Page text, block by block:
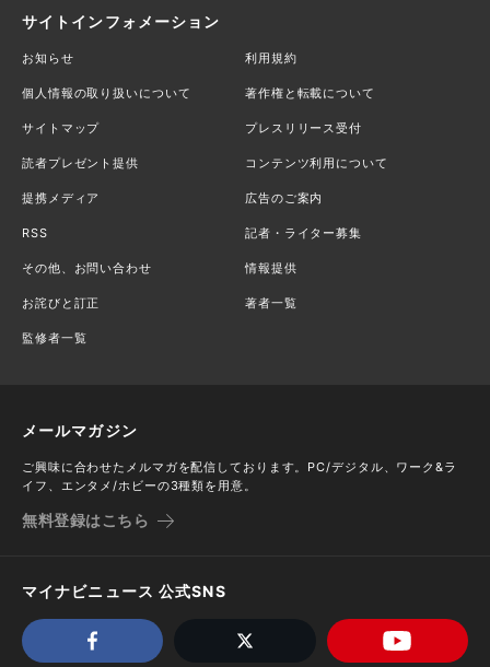
サイトインフォメーション
お知らせ 利用規約
個人情報の取り扱いについて 著作権と転載について
サイトマップ プレスリリース受付
読者プレゼント提供 コンテンツ利用について
提携メディア 広告のご案内
RSS 記者・ライター募集
その他、お問い合わせ 情報提供
お詫びと訂正 著者一覧
監修者一覧
メールマガジン
ご興味に合わせたメルマガを配信しております。PC/デジタル、ワーク&ラ
イフ、エンタメ/ホビーの3種類を用意。
無料登録はこちら
マイナビニュース 公式SNS